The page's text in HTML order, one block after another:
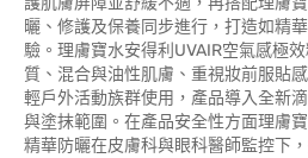
曬、修護及保養同步進行，打造如精
驗。理膚寶水安得利UVAIR空氣感極
質、混合與油性肌膚、重視妝前服貼
輕戶外活動族群使用，產品導入全新
與塗抹範圍。在產品安全性方面理膚
精華防曬在皮膚科與眼科醫師監控下